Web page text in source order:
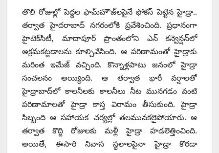
తొలి రోజుల్లో పెద్దల ఫామ్‌హౌజ్‌లపైనే ఫోకస్‌ ‌పెట్టిన హైడ్రా..
తర్వాత హైదరాబాద్‌ ‌నగరంలోకి ప్రవేశించింది. ప్రధానంగా
హైటెక్‌సిటీ, మాదాపూర్‌ ‌ప్రాంతంలోని ఎన్‌ ‌కన్వెన్షన్‌లో
అక్రమకట్టడాలను కూల్చివేసింది. ఆ పరిణామంతో హైడ్రాకు
మరింత ఇమేజ్‌ ‌వచ్చింది. కొన్నాళ్లపాటు జనంలో హైడ్రా
సంచలనం అయ్యింది. ఆ తర్వాత భారీ వర్షాలతో
హైద్రాబాద్‌లో కాలనీలకు కాలనీలు నీట మునగడం వంటి
పరిణామాలతో హైడ్రా కాస్త విరామం తీసుకుంది. హైడ్రా
సిబ్బంది ఆ సహాయక చర్యల్లో తలమునకలైపోయారు. ఆ
తర్వాత కొద్ది రోజులకు మళ్లీ హైడ్రా హడలెత్తించింది.
అయితే, ఈసారి నివాస స్థలాలపైనా హైడ్రా కొరడా